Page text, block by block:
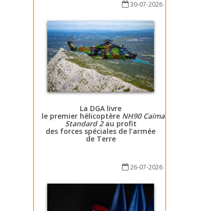
30-07-2026
La DGA livre
le premier hélicoptère NH90 Caïman
Standard 2au profit
des forces spéciales de l’armée
de Terre
26-07-2026